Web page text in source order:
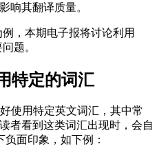
响其翻译质量。
，本期电子报将讨论利用
题。
特定的词汇
使用特定英文词汇，其中常
者看到这类词汇出现时，会自
面印象，如下例：